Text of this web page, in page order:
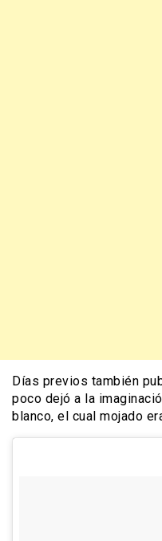
Días previos también
poco dejó a la
blanco, el cual mojado